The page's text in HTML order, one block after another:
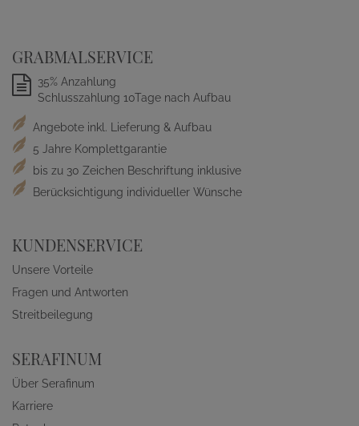
GRABMALSERVICE
35% Anzahlung
Schlusszahlung 10Tage nach Aufbau
Angebote inkl. Lieferung & Aufbau
5 Jahre Komplettgarantie
bis zu 30 Zeichen Beschriftung inklusive
Berücksichtigung individueller Wünsche
KUNDENSERVICE
Unsere Vorteile
Fragen und Antworten
Streitbeilegung
SERAFINUM
Über Serafinum
Karriere